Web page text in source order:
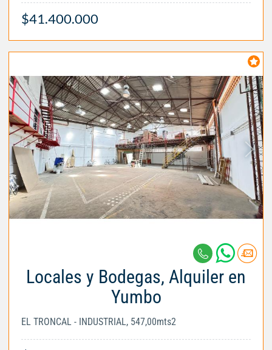
$41.400.000
Locales y Bodegas, Alquiler en
Yumbo
EL TRONCAL - INDUSTRIAL, 547,00mts2